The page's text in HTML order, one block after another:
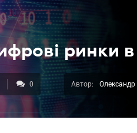
ринки в
0 Автор: Олександр